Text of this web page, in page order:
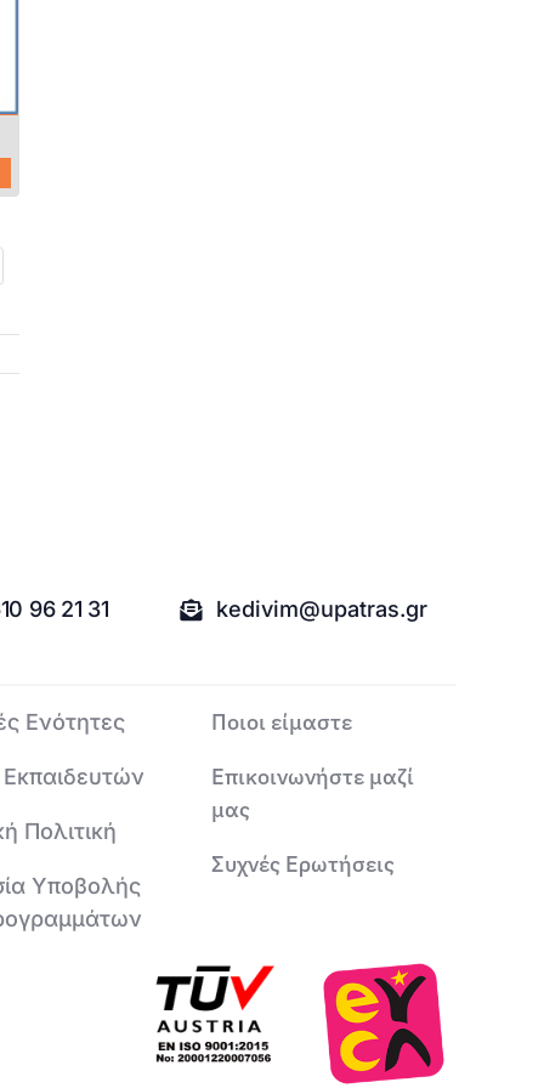
96 21 31 kedivim@upatras.gr
Ενότητες
Πολιτική
Υποβολής
Ποιοι είμαστε
Επικοινωνήστε μαζί
μας
Συχνές Ερωτήσεις